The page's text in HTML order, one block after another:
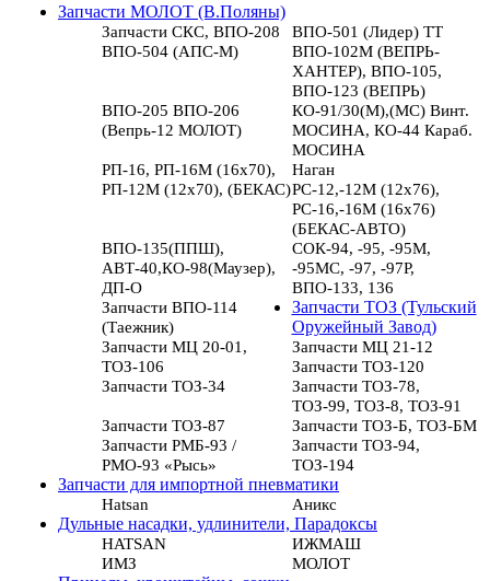
Запчасти МОЛОТ (В.Поляны)
Запчасти СКС, ВПО-208
ВПО-501 (Лидер) ТТ
ВПО-504 (АПС-М)
ВПО-102М (ВЕПРЬ-
ХАНТЕР), ВПО-105,
ВПО-123 (ВЕПРЬ)
ВПО-205 ВПО-206
(Вепрь-12 МОЛОТ)
КО-91/30(М),(МС) Винт.
МОСИНА, КО-44 Караб.
МОСИНА
РП-16, РП-16М (16х70),
РП-12М (12х70), (БЕКАС)
Наган
РС-12,-12М (12х76),
РС-16,-16М (16х76)
(БЕКАС-АВТО)
ВПО-135(ППШ),
АВТ-40,КО-98(Маузер),
ДП-О
СОК-94, -95, -95М,
-95МС, -97, -97Р,
ВПО-133, 136
Запчасти ВПО-114
(Таежник)
Запчасти ТОЗ (Тульский
Оружейный Завод)
Запчасти МЦ 20-01,
ТОЗ-106
Запчасти МЦ 21-12
Запчасти ТОЗ-120
Запчасти ТОЗ-34
Запчасти ТОЗ-78,
ТОЗ-99, ТОЗ-8, ТОЗ-91
Запчасти ТОЗ-87
Запчасти ТОЗ-Б, ТОЗ-БМ
Запчасти РМБ-93 /
РМО-93 «Рысь»
Запчасти ТОЗ-94,
ТОЗ-194
Запчасти для импортной пневматики
Hatsan
Аникс
Дульные насадки, удлинители, Парадоксы
HATSAN
ИЖМАШ
ИМЗ
МОЛОТ